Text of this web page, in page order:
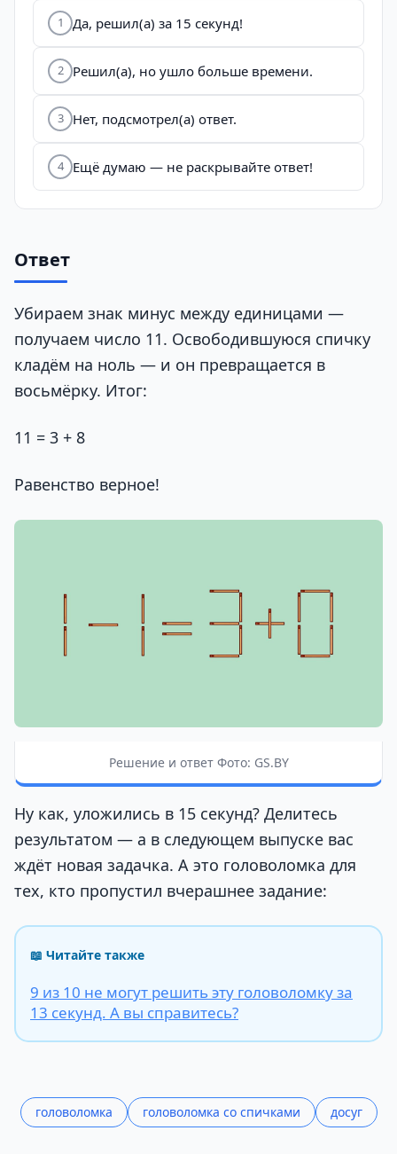
1 Да, решил(а) за 15 секунд!
2 Решил(а), но ушло больше времени.
3 Нет, подсмотрел(а) ответ.
4 Ещё думаю — не раскрывайте ответ!
Ответ
Убираем знак минус между единицами —
получаем число 11. Освободившуюся спичку
кладём на ноль — и он превращается в
восьмёрку. Итог:
11 = 3 + 8
Равенство верное!
Решение и ответ Фото: GS.BY
Ну как, уложились в 15 секунд? Делитесь
результатом — а в следующем выпуске вас
ждёт новая задачка. А это головоломка для
тех, кто пропустил вчерашнее задание:
📖 Читайте также
9 из 10 не могут решить эту головоломку за
13 секунд. А вы справитесь?
головоломка головоломка со спичками досуг